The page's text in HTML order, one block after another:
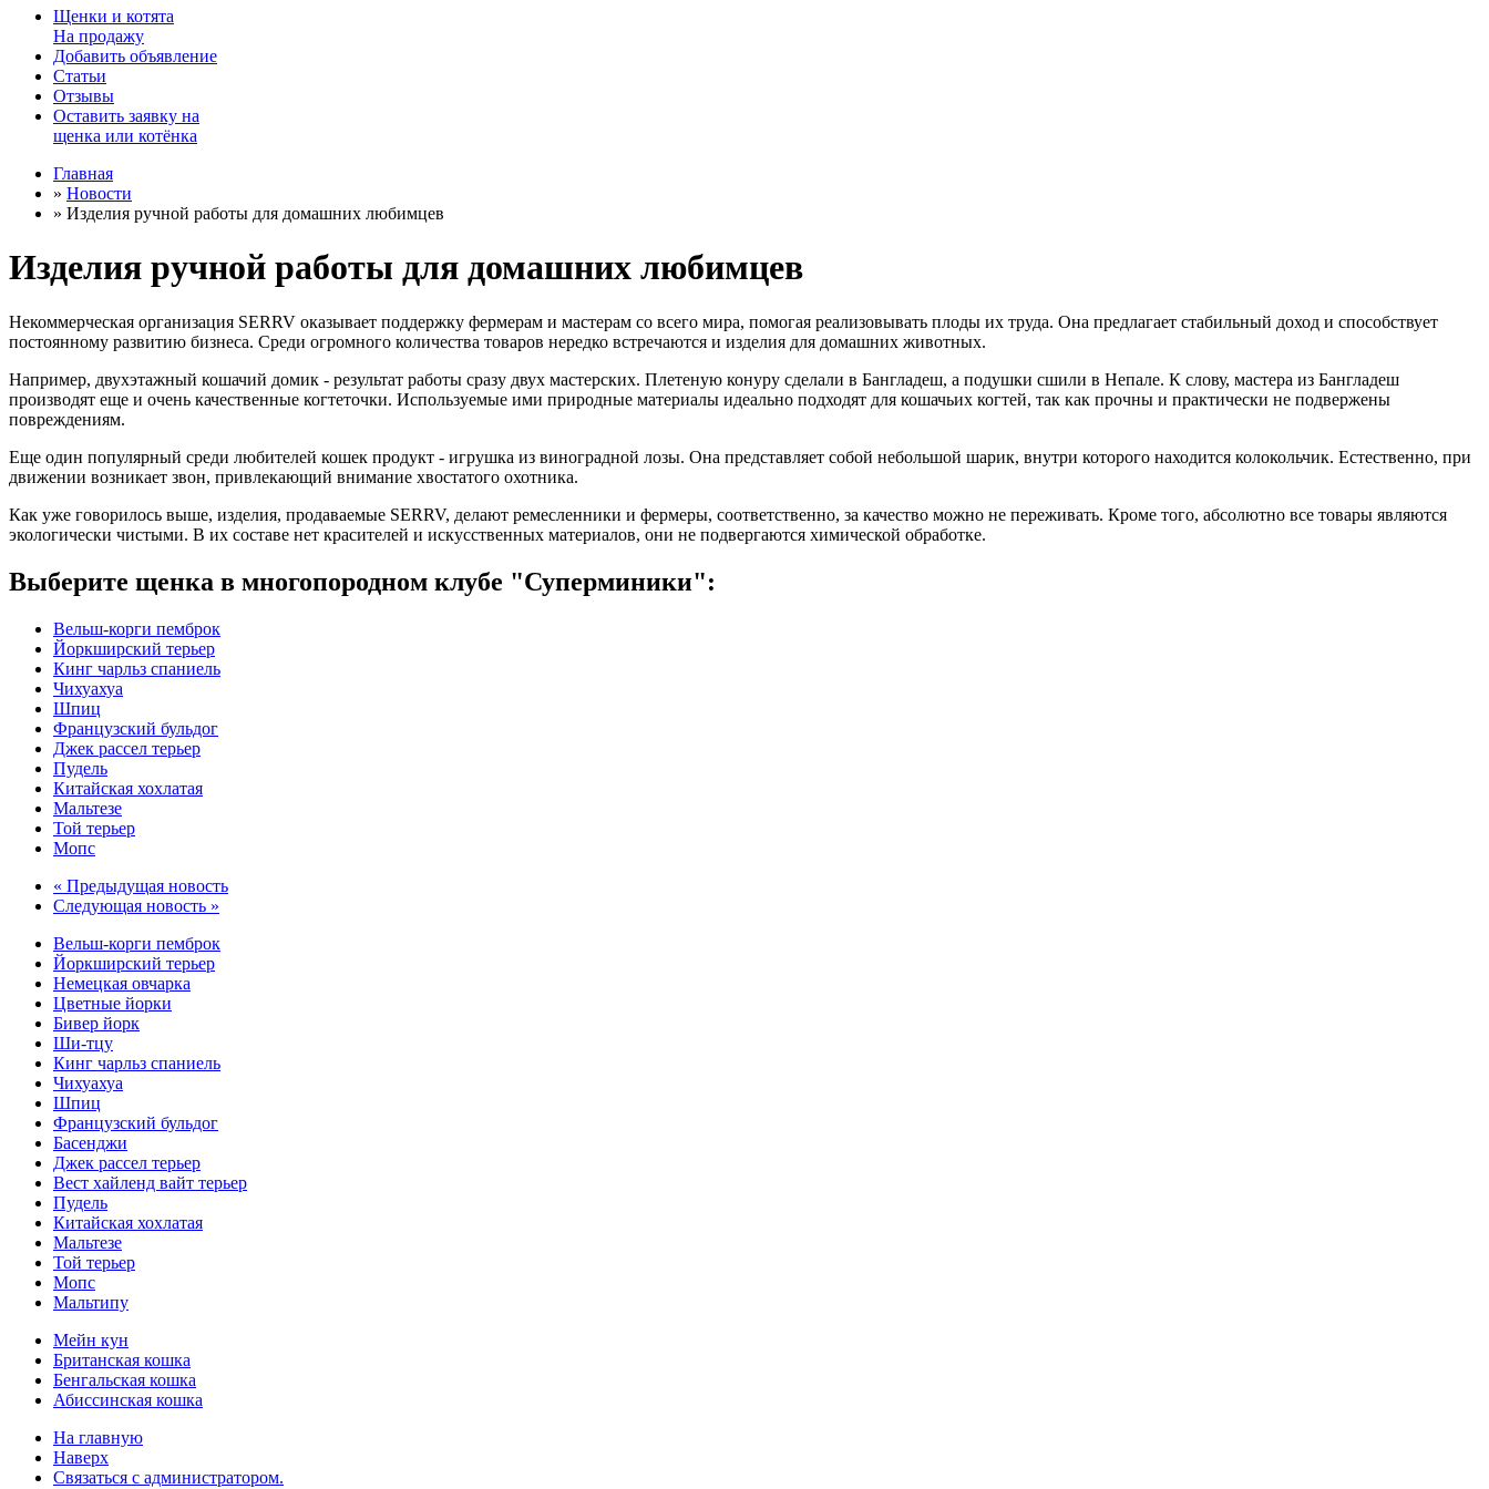
Щенки и котята
На продажу
Добавить объявление
Статьи
Отзывы
Оставить заявку на
щенка или котёнка
Главная
» Новости
» Изделия ручной работы для домашних любимцев
Изделия ручной работы для домашних любимцев
Некоммерческая организация SERRV оказывает поддержку фермерам и мастерам со всего мира, помогая реализовывать плоды их труда. Она предлагает стабильный доход и способствует
постоянному развитию бизнеса. Среди огромного количества товаров нередко встречаются и изделия для домашних животных.
Например, двухэтажный кошачий домик - результат работы сразу двух мастерских. Плетеную конуру сделали в Бангладеш, а подушки сшили в Непале. К слову, мастера из Бангладеш
производят еще и очень качественные когтеточки. Используемые ими природные материалы идеально подходят для кошачьих когтей, так как прочны и практически не подвержены
повреждениям.
Еще один популярный среди любителей кошек продукт - игрушка из виноградной лозы. Она представляет собой небольшой шарик, внутри которого находится колокольчик. Естественно, при
движении возникает звон, привлекающий внимание хвостатого охотника.
Как уже говорилось выше, изделия, продаваемые SERRV, делают ремесленники и фермеры, соответственно, за качество можно не переживать. Кроме того, абсолютно все товары являются
экологически чистыми. В их составе нет красителей и искусственных материалов, они не подвергаются химической обработке.
Выберите щенка в многопородном клубе "Суперминики":
Вельш-корги пемброк
Йоркширский терьер
Кинг чарльз спаниель
Чихуахуа
Шпиц
Французский бульдог
Джек рассел терьер
Пудель
Китайская хохлатая
Мальтезе
Той терьер
Мопс
« Предыдущая новость
Следующая новость »
Вельш-корги пемброк
Йоркширский терьер
Немецкая овчарка
Цветные йорки
Бивер йopк
Ши-тцу
Кинг чарльз спаниель
Чихуахуа
Шпиц
Французский бульдог
Басенджи
Джек рассел терьер
Вест хайленд вайт терьер
Пудель
Китайская хохлатая
Мальтезе
Той терьер
Мопс
Мальтипу
Мейн кун
Британская кошка
Бенгальская кошка
Абиссинская кошка
На главную
Наверх
Связаться с администратором.